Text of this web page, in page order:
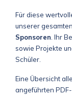
Für diese
unserer
Sponsoren . Ihr
sowie Projekte
Schüler.
Eine Übersicht
angeführten